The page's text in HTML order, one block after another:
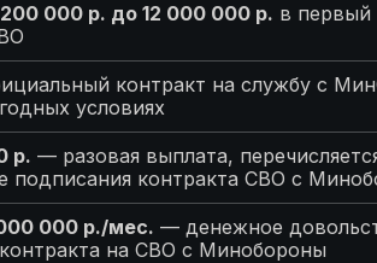
000 р. до 12 000 000 р. в первый
контракт на службу с
условиях
р. — разовая выплата,
подписания контракта СВО с
000 р./мес. — денежное
на СВО с Минобороны